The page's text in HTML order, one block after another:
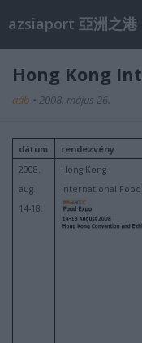
Hong Kong
aáb • 2008. május 26.
dátum rendezvény
2008.
aug.
14-18.
Hong Kong
International Food